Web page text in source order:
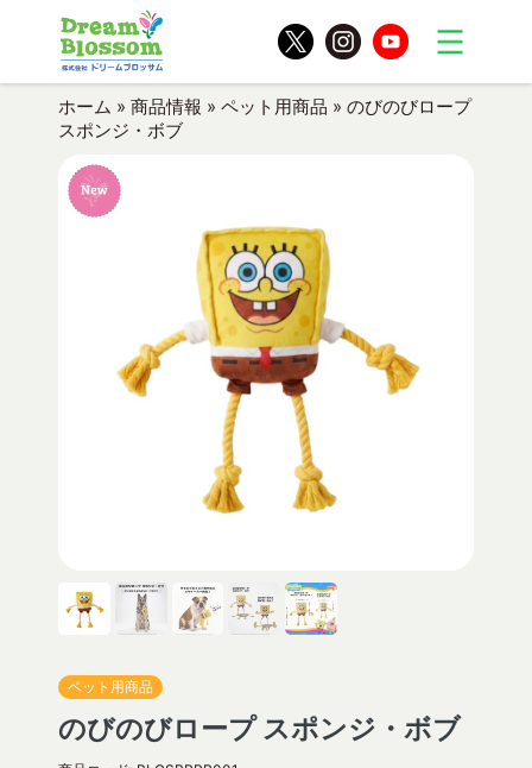
ホーム » 商品情報 » ペット用商品 » のびのびロープ
スポンジ・ボブ
ペット用商品
のびのびロープ スポンジ・ボブ